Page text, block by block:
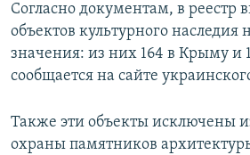
Согласно документам, в реестр
объектов культурного наследия
значения: из них 164 в Крыму и
сообщается на сайте
Также эти объекты исключены
охраны памятников